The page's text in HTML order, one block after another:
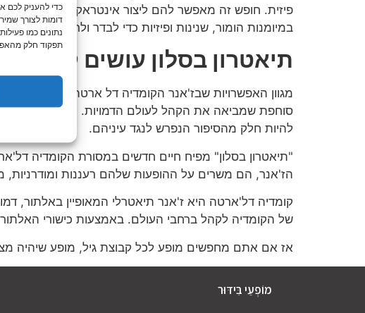
נתונים כמו
תפקוד חלק
פיזית. חופש זה מאפשר להם ליצור אינטראקציה עם הקהל,
במיומנות הומור, שנינות ופיזיות כדי לבדר ולרתק את
תיאטרון בסלון עושים
מגוון האפשרויות שבז'אנר הקומדיה דל ארטה מאפשר
סוחפת שמביאה את הקהל לעולם הדמויות. הם עושים שימוש
להיות חלק מהסיפור הנפרש לנגד עיניהם.
"תיאטרון בסלון" מפיח חיים חדשים במסורת הקומדיה
הז'אנר, הם משרים על ההופעות שלהם רעננות
קומדיה דל'ארטה היא ז'אנר תיאטרלי המאופיין באלתור,
של הקומדיה לקהל ברחבי העולם. באמצעות כישורי
אז אם אתם מחפשים מופע לכל קבוצת גיל, מופע שיהיה
מוֹפְעֵי בִּידּוּר